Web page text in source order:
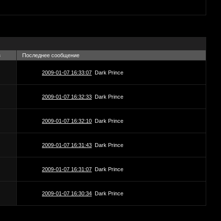
Последнее сообщение
2009-01-07 16:33:07 Dark Prince
2009-01-07 16:32:33 Dark Prince
2009-01-07 16:32:10 Dark Prince
2009-01-07 16:31:43 Dark Prince
2009-01-07 16:31:07 Dark Prince
2009-01-07 16:30:34 Dark Prince